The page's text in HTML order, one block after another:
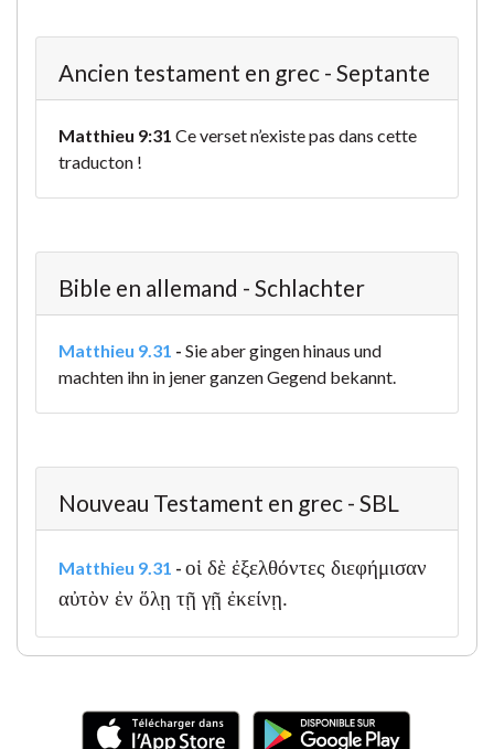
Ancien testament en grec - Septante
Matthieu 9:31 Ce verset n’existe pas dans cette
traducton !
Bible en allemand - Schlachter
Matthieu 9.31 - Sie aber gingen hinaus und
machten ihn in jener ganzen Gegend bekannt.
Nouveau Testament en grec - SBL
Matthieu 9.31 - οἱ δὲ ἐξελθόντες διεφήμισαν
αὐτὸν ἐν ὅλῃ τῇ γῇ ἐκείνῃ.